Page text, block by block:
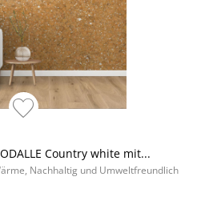
Country white mit...
Nachhaltig und Umweltfreundlich